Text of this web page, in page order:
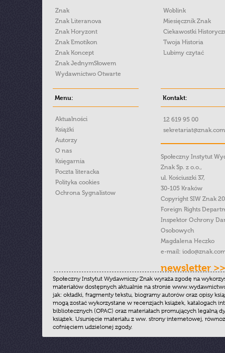
Znak
Znak Literanova
Znak Horyzont
Znak Emotikon
Znak Koncept
Znak JednymSłowem
Wydawnictwo Otwarte
Woblink
Miesięcznik Znak
Ciekawostki
Twoja Historia
Lubimy czytać
Menu:
Aktualności
Książki
Autorzy
O nas
Księgarnia
Poczta literacka
Polityka cookies
Ochrona Sygnalistow
Kontakt:
12 619 95 00
Społeczny Instytut
Znak Sp. z o.o.,
ul. Kościuszki 37,
30-105 Kraków
Copyright SIW Znak
Foreign Rights
Inspektor Ochrony
Osobowych
Magdalena Heczko
e-mail:
newsletter >>
Społeczny Instytut Wydawniczy Znak wyraża zgodę na
materiałów dostępnych aktualnie na stronie
jak: okładki, fragmenty tekstu, biogramy autorów oraz opisy
mogą zostać wykorzystane w recenzjach książek, katalogach
bibliotecznych (OPAC) oraz materiałach promujących legalną
książek. Usunięcie materiału z ww. strony internetowej,
cofnięciem udzielonej zgody.